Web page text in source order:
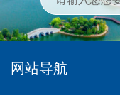
网站导航